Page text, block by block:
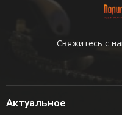
Свяжитесь с
Актуальное